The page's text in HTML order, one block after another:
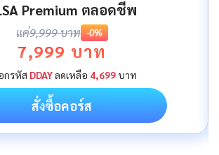
Premium ตลอดชีพ
แค่9,999 บาท -0%
7,999 บาท
กรหัส DDAYลดเหลือ 4,699บาท
สั่งซื้อคอร์ส